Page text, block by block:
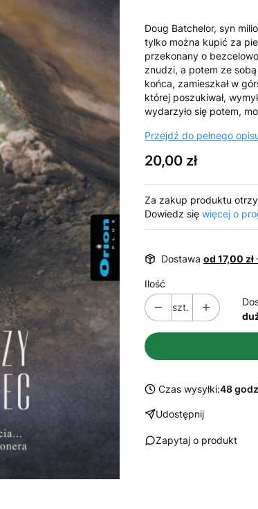
Doug Batchelor, syn
tylko można kupić za
przekonany o
znudzi, a potem ze
końca, zamieszkał w
której poszukiwał,
wydarzyło się potem,
Przejdź do pełnego
Cena
20,00 zł
Za zakup produktu
Dowiedz się więcej o
Dostawa od 17,00 zł
Ilość
szt.
Czas wysyłki:48
Udostępnij
Zapytaj o produkt